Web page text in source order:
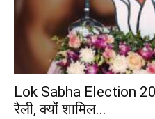
Lok Sabha Election
रैली, क्यों शामिल...